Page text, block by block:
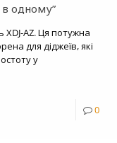
в одному”
AZ. Ця потужна
для діджеїв, які
у
0